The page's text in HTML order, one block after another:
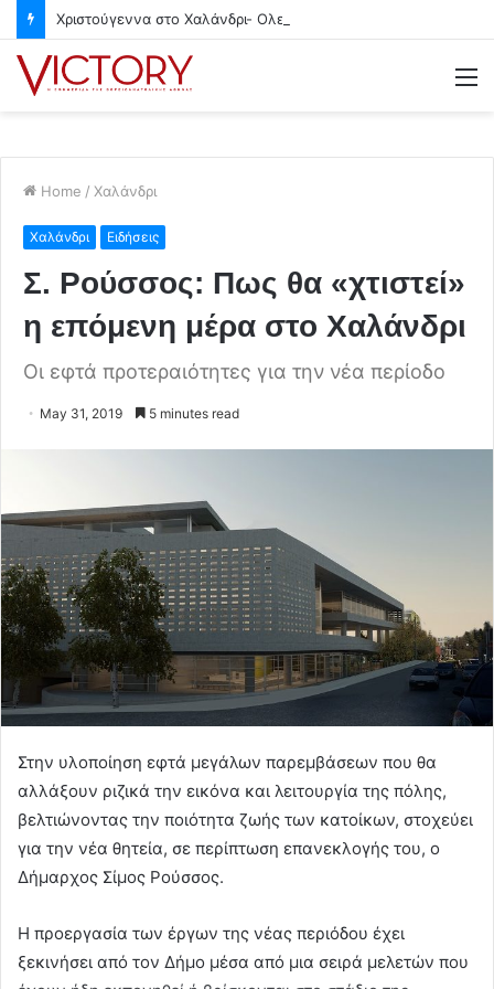
Home / Χαλάνδρι
Χαλάνδρι Ειδήσεις
Σ. Ρούσσος: Πως θα «χτιστεί»
η επόμενη μέρα στο Χαλάνδρι
Οι εφτά προτεραιότητες για την νέα περίοδο
May 31, 2019 5 minutes read
Στην υλοποίηση εφτά μεγάλων παρεμβάσεων που θα
αλλάξουν ριζικά την εικόνα και λειτουργία της πόλης,
βελτιώνοντας την ποιότητα ζωής των κατοίκων, στοχεύει
για την νέα θητεία, σε περίπτωση επανεκλογής του, ο
Δήμαρχος Σίμος Ρούσσος.
Η προεργασία των έργων της νέας περιόδου έχει
ξεκινήσει από τον Δήμο μέσα από μια σειρά μελετών που